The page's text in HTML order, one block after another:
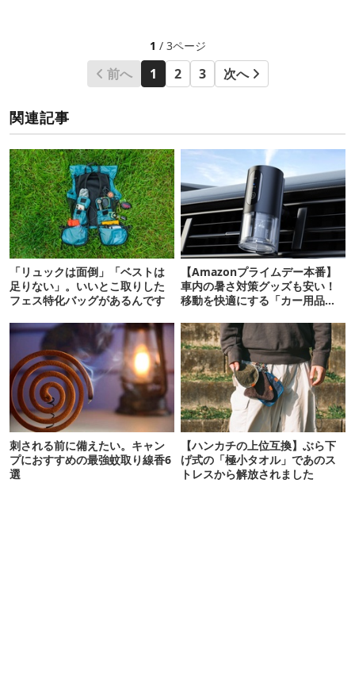
1 / 3ページ
前へ 1 2 3 次へ
関連記事
「リュックは面倒」「ベストは
足りない」。いいとこ取りした
フェス特化バッグがあるんです
【Amazonプライムデー本番】
車内の暑さ対策グッズも安い！
移動を快適にする「カー用品」
刺される前に備えたい。キャン
プにおすすめの最強蚊取り線香6
選
【ハンカチの上位互換】ぶら下
げ式の「極小タオル」であのス
トレスから解放されました